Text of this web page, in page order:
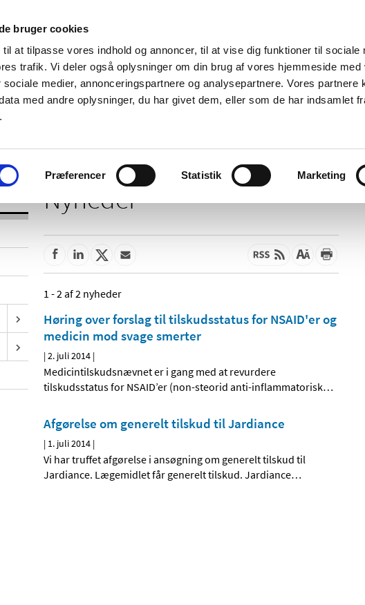
bruger cookies
at tilpasse vores indhold og annoncer, til at vise dig funktioner til sociale
trafik. Vi deler også oplysninger om din brug af vores hjemmeside med
sociale medier, annonceringspartnere og analysepartnere. Vores partnere
med andre oplysninger, du har givet dem, eller som de har indsamlet
Præferencer Statistik Marketing
Nyheder Om os Kontakt
og
Tilskud og
Apoteker og salg af
Nyheder
1 - 2 af 2 nyheder
Høring over forslag til tilskudsstatus for NSAID'er og
medicin mod svage smerter
|2. juli 2014 |
Medicintilskudsnævnet er i gang med at revurdere
tilskudsstatus for NSAID’er (non-steorid anti-inflammatorisk…
Afgørelse om generelt tilskud til Jardiance
| 1. juli 2014 |
Vi har truffet afgørelse i ansøgning om generelt tilskud til
Jardiance. Lægemidlet får generelt tilskud. Jardiance…